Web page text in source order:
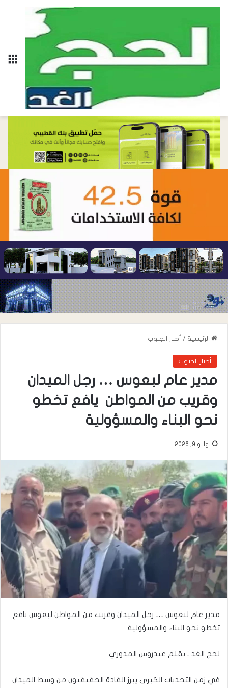
الرئيسية / أخبار الجنوب
أخبار الجنوب
مدير عام لبعوس … رجل الميدان
وقريب من المواطن يافع تخطو
نحو البناء والمسؤولية
يوليو 9, 2026
مدير عام لبعوس … رجل الميدان وقريب من المواطن لبعوس يافع
تخطو نحو البناء والمسؤولية
لحج الغد ـ بقلم عيدروس المدوري
في زمن التحديات الكبرى يبرز القادة الحقيقيون من وسط الميدان